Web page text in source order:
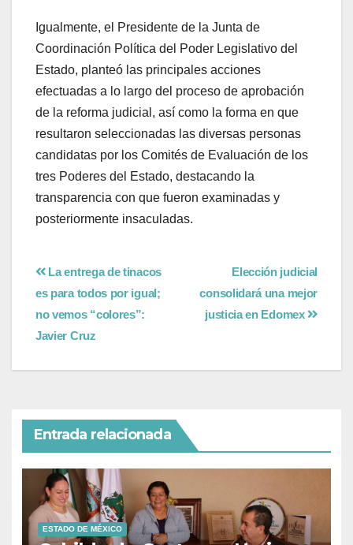
Igualmente, el Presidente de la Junta de
Coordinación Política del Poder Legislativo del
Estado, planteó las principales acciones
efectuadas a lo largo del proceso de aprobación
de la reforma judicial, así como la forma en que
resultaron seleccionadas las diversas personas
candidatas por los Comités de Evaluación de los
tres Poderes del Estado, destacando la
transparencia con que fueron examinadas y
posteriormente insaculadas.
Elección judicial
consolidará una mejor
justicia en Edomex
La entrega de tinacos
es para todos por igual;
no vemos “colores”:
Javier Cruz
Entrada relacionada
ESTADO DE MÉXICO